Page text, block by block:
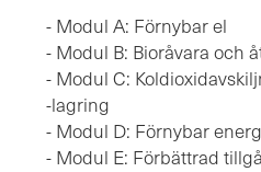
- Modul A: Förnybar el
- Modul B: Bioråvara och
- Modul C:
-lagring
- Modul D: Förnybar
- Modul E: Förbättrad